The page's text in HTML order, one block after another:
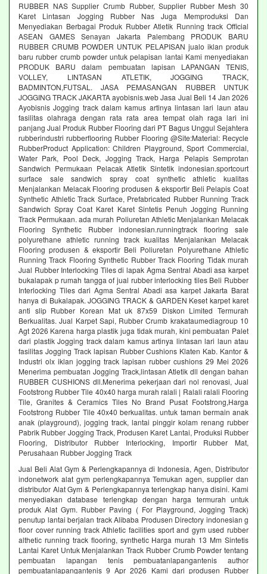
RUBBER NAS Supplier Crumb Rubber, Supplier Rubber Mesh 30
Karet Lintasan Jogging Rubber Nas Juga Memproduksi Dan
Menyediakan Berbagai Produk Rubber Atletik Running track Official
ASEAN GAMES Senayan Jakarta Palembang PRODUK BARU
RUBBER CRUMB POWDER UNTUK PELAPISAN jualo iklan produk
baru rubber crumb powder untuk pelapisan lantai Kami menyediakan
PRODUK BARU dalam pembuatan lapisan LAPANGAN TENIS,
VOLLEY, LINTASAN ATLETIK, JOGGING TRACK,
BADMINTON,FUTSAL. JASA PEMASANGAN RUBBER UNTUK
JOGGING TRACK JAKARTA ayobisnis.web Jasa Jual Beli 14 Jan 2026
Ayobisnis Jogging track dalam kamus artinya lintasan lari laun atau
fasilitas olahraga dengan rata rata area tempat olah raga lari ini
panjang Jual Produk Rubber Flooring dari PT Bagus Unggul Sejahtera
rubberindustri rubberflooring Rubber Flooring @Site:Material: Recycle
RubberProduct Application: Children Playground, Sport Commercial,
Water Park, Pool Deck, Jogging Track, Harga Pelapis Semprotan
Sandwich Permukaan Pelacak Atletik Sintetik indonesian.sportcourt
surface sale sandwich spray coat synthetic athletic kualitas
Menjalankan Melacak Flooring produsen & eksportir Beli Pelapis Coat
Synthetic Athletic Track Surface, Prefabricated Rubber Running Track
Sandwich Spray Coat Karet Karet Sintetis Penuh Jogging Running
Track Permukaan. ada murah Poliuretan Athletic Menjalankan Melacak
Flooring Synthetic Rubber indonesian.runningtrack flooring sale
polyurethane athletic running track kualitas Menjalankan Melacak
Flooring produsen & eksportir Beli Poliuretan Polyurethane Athletic
Running Track Flooring Synthetic Rubber Track Flooring Tidak murah
Jual Rubber Interlocking Tiles di lapak Agma Sentral Abadi asa karpet
bukalapak p rumah tangga of jual rubber interlocking tiles Beli Rubber
Interlocking Tiles dari Agma Sentral Abadi asa karpet Jakarta Barat
hanya di Bukalapak. JOGGING TRACK & GARDEN Keset karpet karet
anti slip Rubber Korean Mat uk 87x59 Diskon Limited Termurah
Berkualitas. Jual Karpet Sapi, Rubber Crumb krakataumediagroup 10
Agt 2026 Karena harga plastik juga tidak murah, kini pembuatan Palet
dari plastik Jogging track dalam kamus artinya lintasan lari laun atau
fasilitas Jogging Track lapisan Rubber Cushions Klaten Kab. Kantor &
Industri olx iklan jogging track lapisan rubber cushions 29 Mei 2026
Menerima pembuatan Jogging Track,lintasan Atletik dll dengan bahan
RUBBER CUSHIONS dll.Menerima pekerjaan dari nol renovasi, Jual
Footstrong Rubber Tile 40x40 harga murah ralali | Ralali ralali Flooring
Tile, Granites & Ceramics Tiles No Brand Pusat Footstrong,Harga
Footstrong Rubber Tile 40x40 berkualitas. untuk taman bermain anak
anak (playground), jogging track, lantai pinggir kolam renang rubber
Pabrik Rubber Jogging Track, Produsen Karet Lantai, Produksi Rubber
Flooring, Distributor Rubber Interlocking, Importir Rubber Mat,
Perusahaan Rubber Jogging Track
Jual Beli Alat Gym & Perlengkapannya di Indonesia, Agen, Distributor
indonetwork alat gym perlengkapannya Temukan agen, supplier dan
distributor Alat Gym & Perlengkapannya terlengkap hanya disini. Kami
menyediakan database terlengkap dengan harga termurah untuk
produk Alat Gym. Rubber Paving ( For Playground, Jogging Track)
penutup lantai berjalan track Alibaba Produsen Directory indonesian g
floor cover running track Athletic facilities sport and gym used rubber
althetic running track flooring, synthetic Harga murah 13 Mm Sintetis
Lantai Karet Untuk Menjalankan Track Rubber Crumb Powder tentang
pembuatan lapangan tenis pembuatanlapangantenis author
pembuatanlapangantenis 9 Apr 2026 Kami dari produsen Rubber